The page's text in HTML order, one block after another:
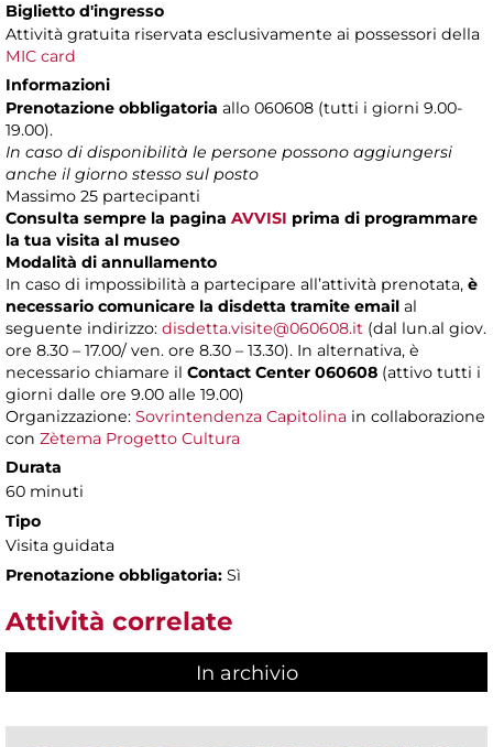
Biglietto d'ingresso
Attività gratuita riservata esclusivamente ai possessori della
MIC card
Informazioni
Prenotazione obbligatoria allo 060608 (tutti i giorni 9.00-
19.00).
In caso di disponibilità le persone possono aggiungersi
anche il giorno stesso sul posto
Massimo 25 partecipanti
Consulta sempre la pagina AVVISI prima di programmare
la tua visita al museo
Modalità di annullamento
In caso di impossibilità a partecipare all’attività prenotata, è
necessario comunicare la disdetta tramite email al
seguente indirizzo: disdetta.visite@060608.it (dal lun.al giov.
ore 8.30 – 17.00/ ven. ore 8.30 – 13.30). In alternativa, è
necessario chiamare il Contact Center 060608 (attivo tutti i
giorni dalle ore 9.00 alle 19.00)
Organizzazione: Sovrintendenza Capitolina in collaborazione
con Zètema Progetto Cultura
Durata
60 minuti
Tipo
Visita guidata
Prenotazione obbligatoria: Sì
Attività correlate
In archivio